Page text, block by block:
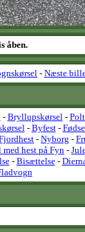
åben.
- Næste
- Bryllupskørsel-
- Byfest-
- Nyborg -
med hest på Fyn -
- Bisættelse-